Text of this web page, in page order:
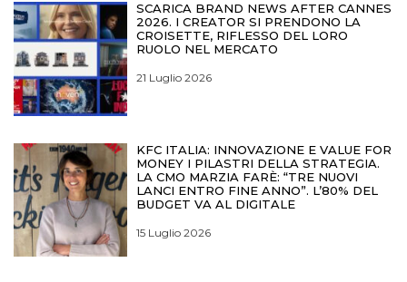
SCARICA BRAND NEWS AFTER CANNES
2026. I CREATOR SI PRENDONO LA
CROISETTE, RIFLESSO DEL LORO
RUOLO NEL MERCATO
21 Luglio 2026
KFC ITALIA: INNOVAZIONE E VALUE FOR
MONEY I PILASTRI DELLA STRATEGIA.
LA CMO MARZIA FARÈ: “TRE NUOVI
LANCI ENTRO FINE ANNO”. L’80% DEL
BUDGET VA AL DIGITALE
15 Luglio 2026